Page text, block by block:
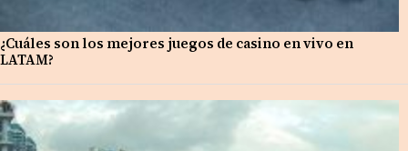
¿Cuáles son los mejores juegos de casino en vivo en
LATAM?